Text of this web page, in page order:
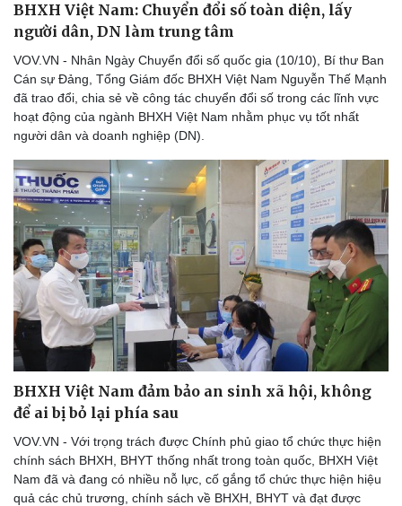
Sức khỏe
Dinh dưỡng - món ngon
Cây thuốc
Sản phụ khoa
Nhi khoa
Nam khoa
Làm đẹp - giảm cân
Phòng mạch online
Đời sống
Nhà đẹp
Blog
Tình yêu - Gia đình
BHXH Việt Nam: Chuyển đổi số toàn diện, lấy
người dân, DN làm trung tâm
VOV.VN - Nhân Ngày Chuyển đổi số quốc gia (10/10), Bí thư Ban
Cán sự Đảng, Tổng Giám đốc BHXH Việt Nam Nguyễn Thế Mạnh
đã trao đổi, chia sẻ về công tác chuyển đổi số trong các lĩnh vực
hoạt động của ngành BHXH Việt Nam nhằm phục vụ tốt nhất
người dân và doanh nghiệp (DN).
BHXH Việt Nam đảm bảo an sinh xã hội, không
để ai bị bỏ lại phía sau
VOV.VN - Với trọng trách được Chính phủ giao tổ chức thực hiện
chính sách BHXH, BHYT thống nhất trong toàn quốc, BHXH Việt
Nam đã và đang có nhiều nỗ lực, cố gắng tổ chức thực hiện hiệu
quả các chủ trương, chính sách về BHXH, BHYT và đạt được